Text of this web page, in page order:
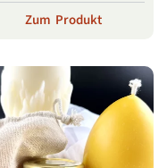
Zum Produkt